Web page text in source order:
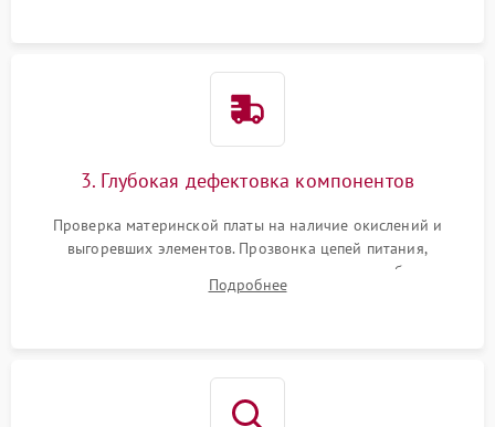
3. Глубокая дефектовка компонентов
Проверка материнской платы на наличие окислений и
выгоревших элементов. Прозвонка цепей питания,
тестирование приводных моторов колес и турбины
всасывания. Оценка состояния оптических и инфракрасных
Подробнее